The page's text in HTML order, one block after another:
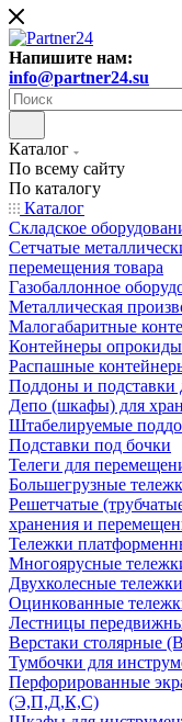
Напишите нам:
info@partner24.su
Каталог
По всему сайту
По каталогу
Каталог
Складское
Сетчатые
перемещения товара
Газобаллонное
Металлическая
Малогабаритные
Контейнеры
Распашные
Поддоны и подставки
Депо (шкафы) для
Штабелируемые
Подставки под бочки
Телеги для
Большегрузные
Решетчатые
хранения и
Тележки
Многоярусные
Двухколесные тележки
Оцинкованные
Лестницы
Верстаки столярные
Тумбочки для
Перфорированные
(Э,П,Д,К,С)